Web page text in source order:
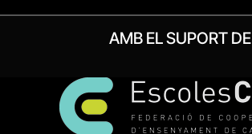
AMB EL SUPORT DE